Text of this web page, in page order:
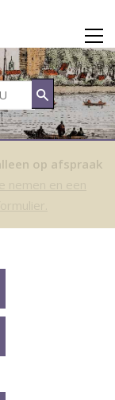
op afspraak